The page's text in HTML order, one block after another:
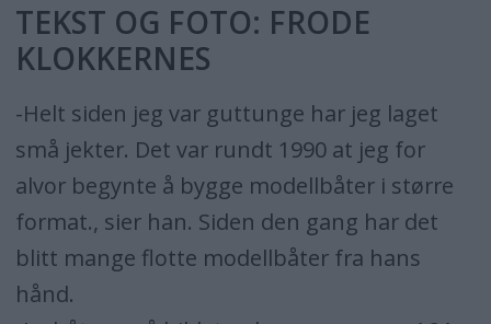
TEKST OG FOTO: FRODE
KLOKKERNES
-Helt siden jeg var guttunge har jeg laget
små jekter. Det var rundt 1990 at jeg for
alvor begynte å bygge modellbåter i større
format., sier han. Siden den gang har det
blitt mange flotte modellbåter fra hans
hånd.